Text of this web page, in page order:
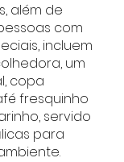
além de
com
incluem
um
copa
fresquinho
servido
para